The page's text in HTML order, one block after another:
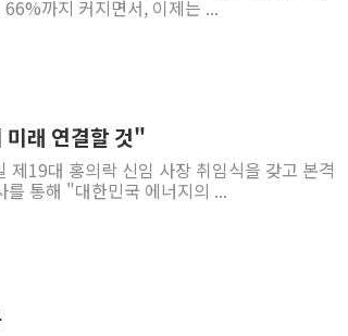
까지 커지면서, 이제는 ...
래 연결할 것"
19대 홍의락 신임 사장 취임식을 갖고 본격
를 통해 "대한민국 에너지의 ...